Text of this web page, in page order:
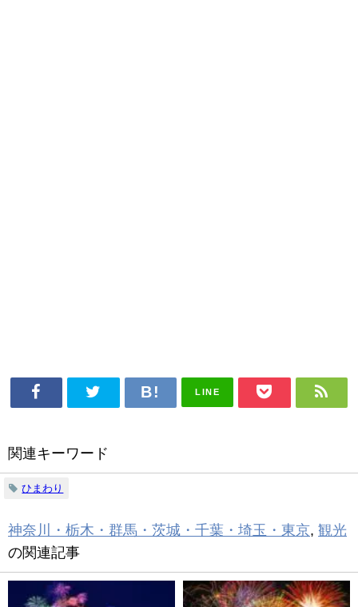
LINE
関連キーワード
ひまわり
神奈川・栃木・群馬・茨城・千葉・埼玉・東京, 観光
の関連記事